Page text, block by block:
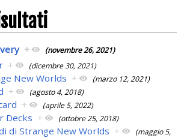
+ (novembre 26, 2021)
+ (dicembre 30, 2021)
New Worlds + (marzo 12, 2021)
+ (agosto 4, 2018)
+ (aprile 5, 2022)
Decks + (ottobre 25, 2018)
di Strange New Worlds +
(maggio 5,